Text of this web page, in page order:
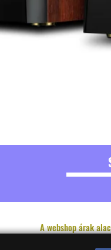
A webshop árak